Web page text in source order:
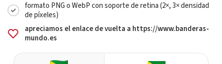
formato PNG o WebP con soporte de retina (2×, 3× densidad
de píxeles)
apreciamos el enlace de vuelta a https://www.banderas-
mundo.es